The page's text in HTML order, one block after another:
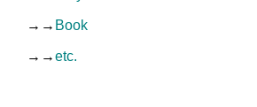
→→ Book
→→etc.